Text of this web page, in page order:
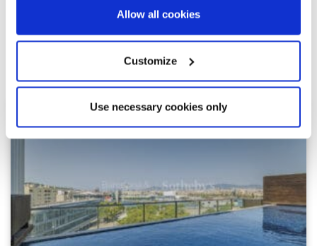
Allow all cookies
Customize
Use necessary cookies only
Explorer d'autres propriétés
similaires